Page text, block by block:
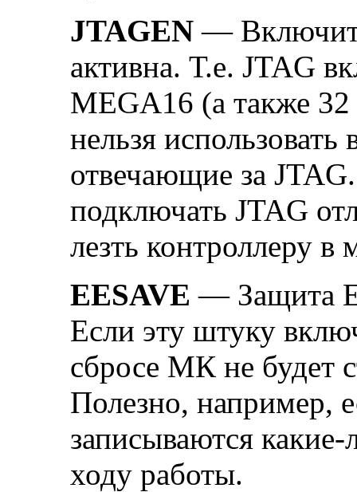
JTAGEN —
активна. Т.е. JTAG
MEGA16 (а также 32
нельзя
отвечающие за
подключать JTAG
лезть контроллеру в
EESAVE — Защита
Если эту штуку
сбросе МК не будет
Полезно, например,
записываются
ходу работы.